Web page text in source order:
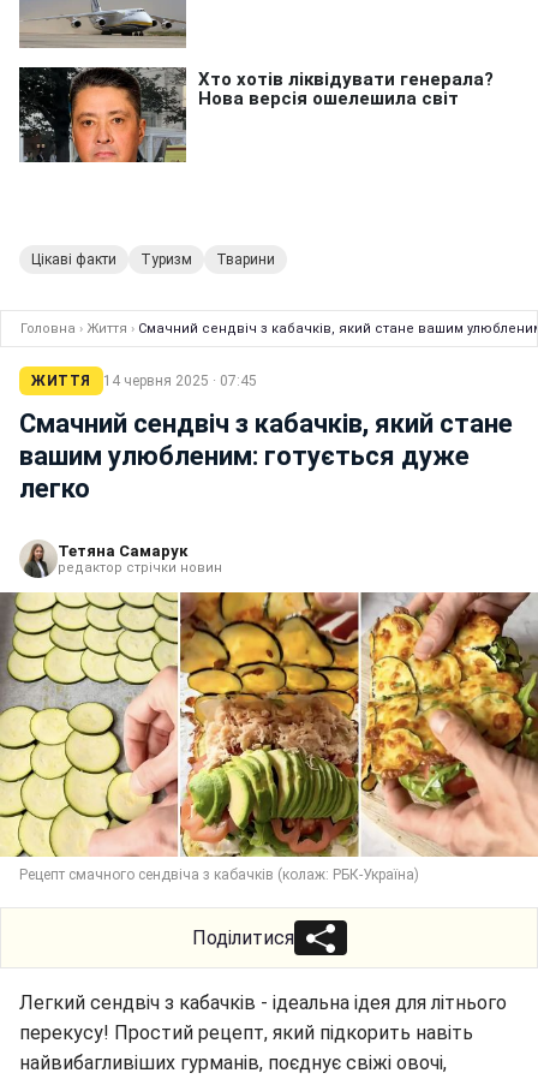
Цікаві факти Туризм Тварини
Головна › Життя › Смачний сендвіч з кабачків, який стане вашим
ЖИТТЯ 14 червня 2025 · 07:45
Смачний сендвіч з кабачків, який стане
вашим улюбленим: готується дуже
легко
Тетяна Самарук
редактор стрічки новин
Рецепт смачного сендвіча з кабачків (колаж: РБК-Україна)
Поділитися
Легкий сендвіч з кабачків - ідеальна ідея для літнього
перекусу! Простий рецепт, який підкорить навіть
найвибагливіших гурманів, поєднує свіжі овочі,